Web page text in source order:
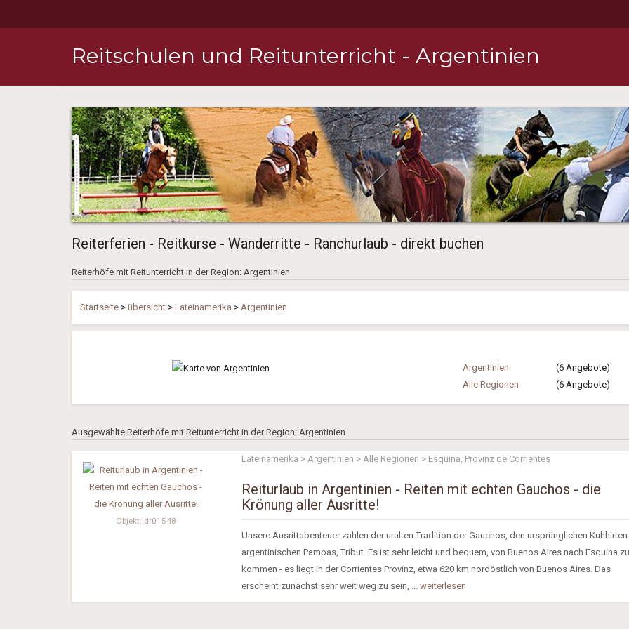
Reitschulen und Reitunterricht - Argentinien
Reiterferien - Reitkurse - Wanderritte - Ranchurlaub - direkt buchen
Reiterhöfe mit Reitunterricht in der Region: Argentinien
Startseite > übersicht > Lateinamerika > Argentinien
Argentinien
(6 Angebote)
Alle Regionen
(6 Angebote)
Ausgewählte Reiterhöfe mit Reitunterricht in der Region: Argentinien
Objekt: dr01548
Lateinamerika > Argentinien > Alle Regionen > Esquina, Provinz de Corrientes
Reiturlaub in Argentinien - Reiten mit echten Gauchos - die
Krönung aller Ausritte!
Unsere Ausrittabenteuer zahlen der uralten Tradition der Gauchos, den ursprünglichen
argentinischen Pampas, Tribut. Es ist sehr leicht und bequem, von Buenos Aires nach Esquina zu
kommen - es liegt in der Corrientes Provinz, etwa 620 km nordöstlich von Buenos Aires. Das
erscheint zunächst sehr weit weg zu sein, ... weiterlesen